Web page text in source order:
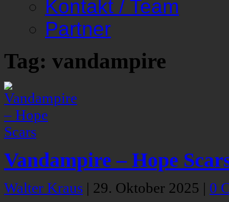
Kontakt / Team
Partner
Tag: vandampire
Vandampire – Hope
Walter Kraus | 29. Oktober 2025 | 0